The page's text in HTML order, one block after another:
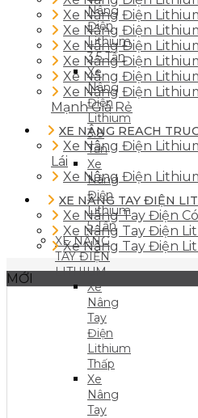
Nâng
Điện
Lithium
3.5 Tấn
Xe
Nâng
Điện
Lithium
3.8
Tấn
Xe
Nâng
Điện
Lithium
5 Tấn
XE NÂNG
TAY ĐIỆN
LITHIUM
Xe
Nâng
Tay
Điện
Lithium
Thấp
Xe
Nâng
Tay
Xe Nâng Điện
Xe Nâng Điện
Xe Nâng Điện
Xe Nâng Điện
Xe Nâng Điện
Xe Nâng Điện
Mạnh Giá Rẻ
XE NÂNG REACH
Xe Nâng Điện
Lái
Xe Nâng Điện
XE NÂNG TAY ĐIỆN
Xe Nâng Tay Điện
Xe Nâng Tay Điện
Xe Nâng Tay Điện
MỚI